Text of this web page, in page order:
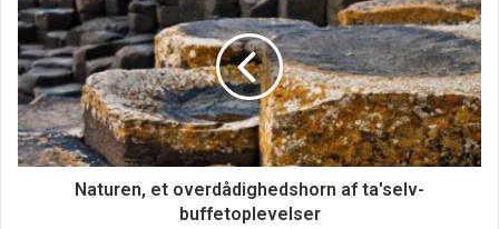
en vigtig faktor, derfor fremstilles produkterne i holdbare
materialer, som er nemme at rengøre og som også holder
på varmen, således man som forbruger ikke skal bruge
masser af strøm, eksempelvis til sin opvarmede pool eller
sit spa. Hos Wellmore A/S ydes der altid 2 års fuld garanti
på produkterne samt 8 års leveringsgaranti på
reservedelene, som hører til Wellmore A/S’ produkter.
Naturen, et overdådighedshorn af ta'selv-
buffetoplevelser